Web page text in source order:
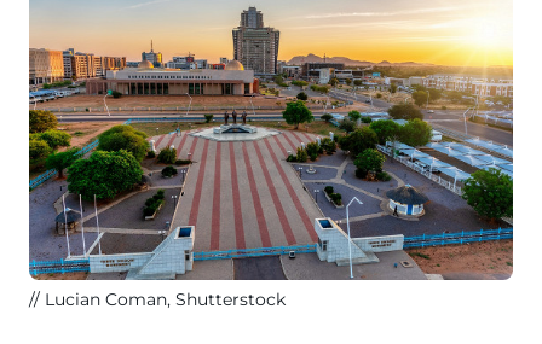
Lucian Coman, Shutterstock